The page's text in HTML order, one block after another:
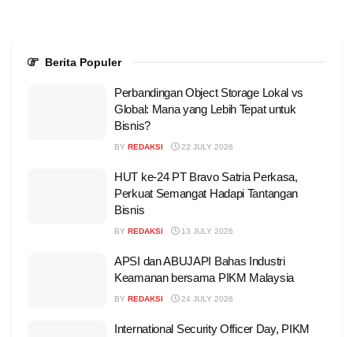
Berita Populer
Perbandingan Object Storage Lokal vs
Global: Mana yang Lebih Tepat untuk
Bisnis?
BY REDAKSI 22 JULY 2026
HUT ke-24 PT Bravo Satria Perkasa,
Perkuat Semangat Hadapi Tantangan
Bisnis
BY REDAKSI 13 JULY 2026
APSI dan ABUJAPI Bahas Industri
Keamanan bersama PIKM Malaysia
BY REDAKSI 24 JULY 2026
International Security Officer Day, PIKM